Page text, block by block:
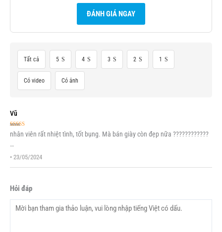
ĐÁNH GIÁ NGAY
Tất cả 5 4 3 2 1
Có video Có ảnh
Vũ
Được xếp
hạng5 5 sao
nhân viên rất nhiệt tình, tốt bụng. Mà bán giày còn đẹp nữa ????????????
…
• 23/05/2024
Hỏi đáp